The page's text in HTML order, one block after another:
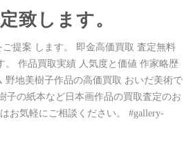
致します。
提案 します。 即金高価買取 査定無料
作品買取実績 人気度と価値 作家略歴
地美樹子作品の高価買取 おいだ美術で
子の紙本など日本画作品の買取査定のお
お気軽にご相談ください。 #gallery-